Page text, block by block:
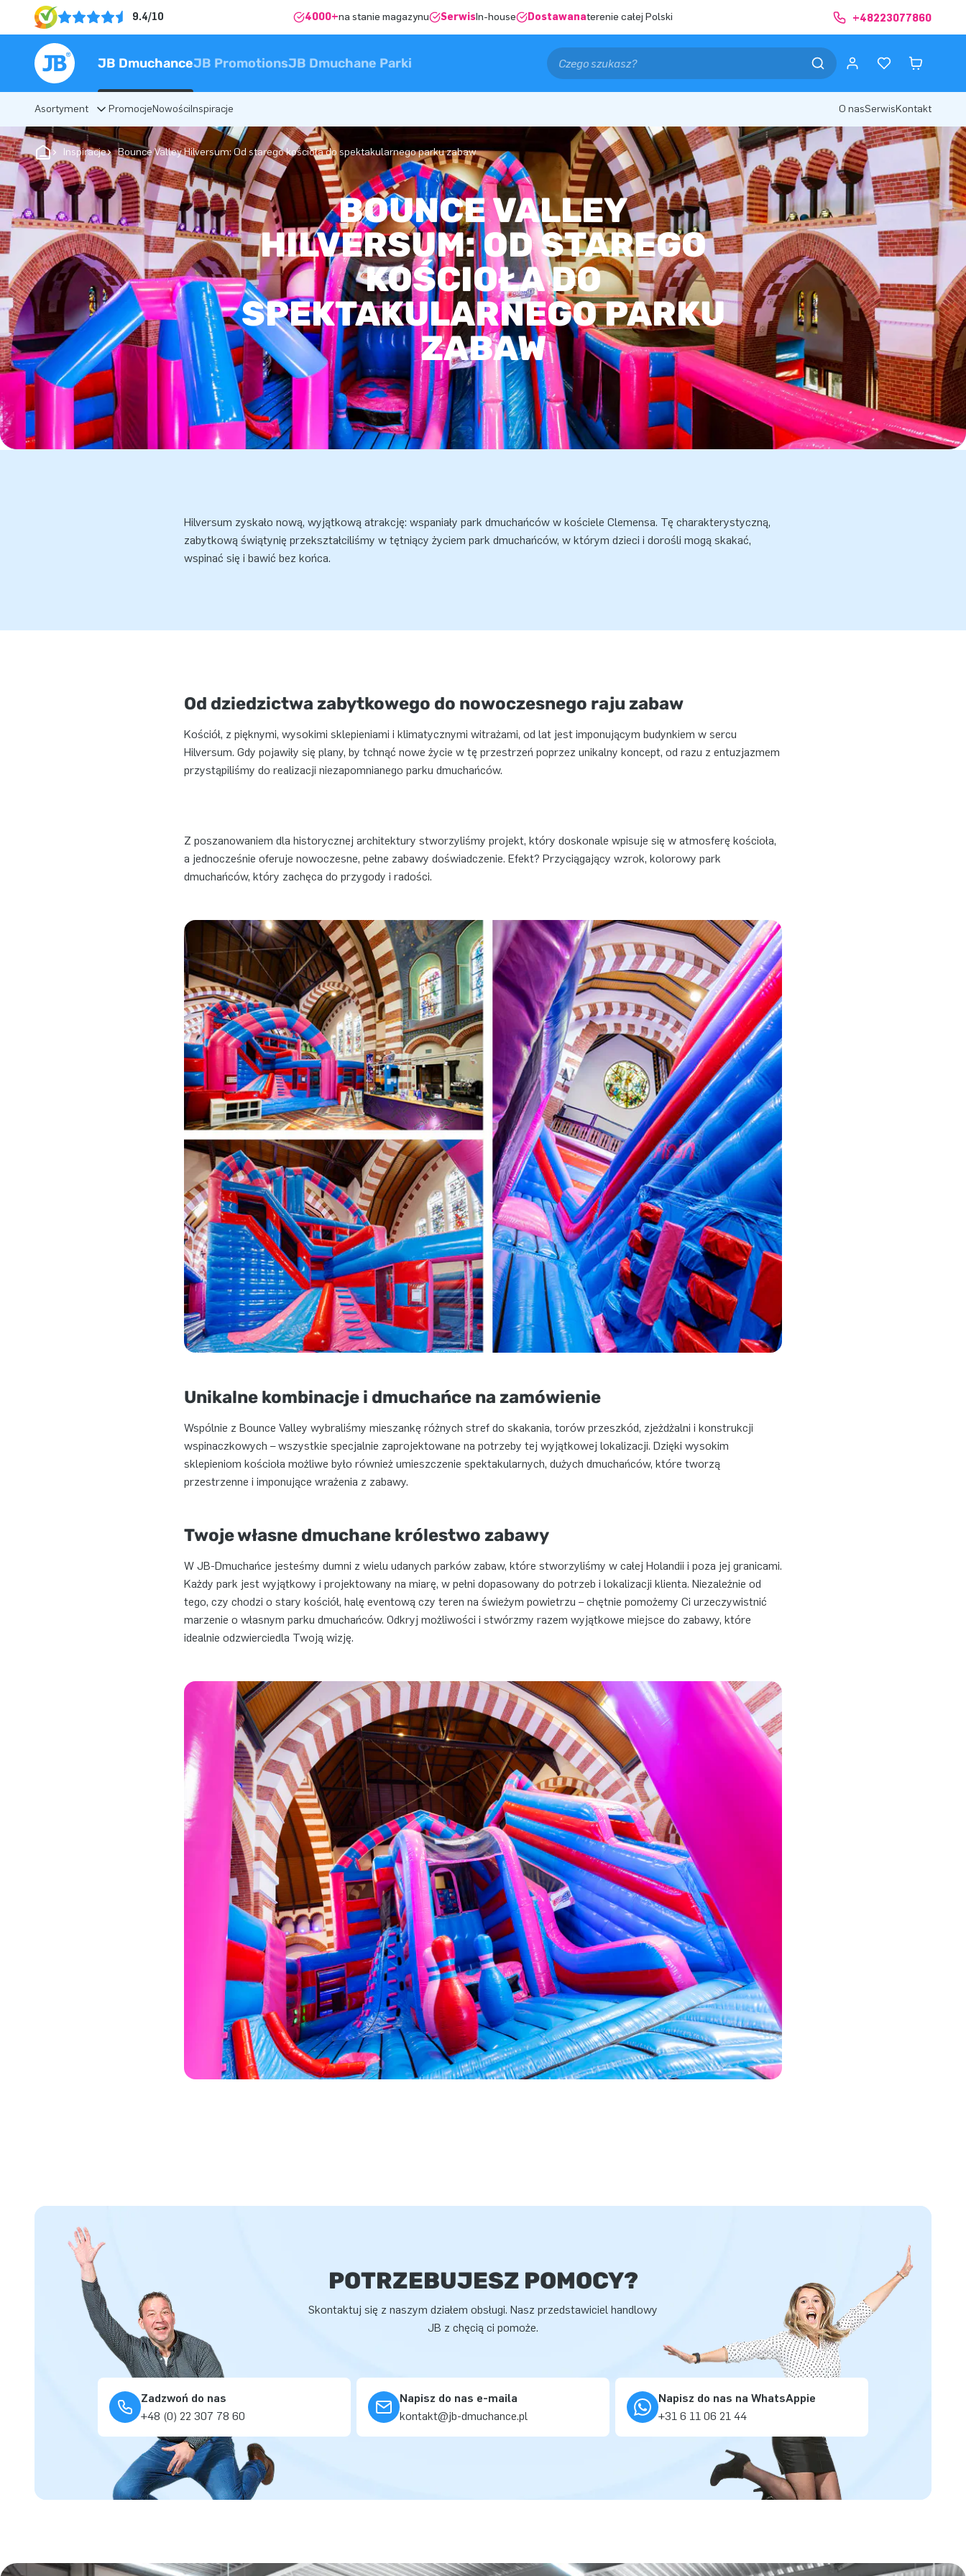
9.4/10 4000+na stanie magazynu SerwisIn-house Dostawanaterenie całej Polski +48223077860
JB DmuchanceJB PromotionsJB Dmuchane Parki
Asortyment PromocjeNowościInspiracje O nasSerwisKontakt
Inspiracje Bounce Valley Hilversum: Od starego kościoła do spektakularnego parku zabaw
BOUNCE VALLEY
HILVERSUM: OD STAREGO
KOŚCIOŁA DO
SPEKTAKULARNEGO PARKU
ZABAW
Hilversum zyskało nową, wyjątkową atrakcję: wspaniały park dmuchańców w kościele Clemensa. Tę charakterystyczną,
zabytkową świątynię przekształciliśmy w tętniący życiem park dmuchańców, w którym dzieci i dorośli mogą skakać,
wspinać się i bawić bez końca.
Od dziedzictwa zabytkowego do nowoczesnego raju zabaw
Kościół, z pięknymi, wysokimi sklepieniami i klimatycznymi witrażami, od lat jest imponującym budynkiem w sercu
Hilversum. Gdy pojawiły się plany, by tchnąć nowe życie w tę przestrzeń poprzez unikalny koncept, od razu z entuzjazmem
przystąpiliśmy do realizacji niezapomnianego parku dmuchańców.
Z poszanowaniem dla historycznej architektury stworzyliśmy projekt, który doskonale wpisuje się w atmosferę kościoła,
a jednocześnie oferuje nowoczesne, pełne zabawy doświadczenie. Efekt? Przyciągający wzrok, kolorowy park
dmuchańców, który zachęca do przygody i radości.
Unikalne kombinacje i dmuchańce na zamówienie
Wspólnie z Bounce Valley wybraliśmy mieszankę różnych stref do skakania, torów przeszkód, zjeżdżalni i konstrukcji
wspinaczkowych – wszystkie specjalnie zaprojektowane na potrzeby tej wyjątkowej lokalizacji. Dzięki wysokim
sklepieniom kościoła możliwe było również umieszczenie spektakularnych, dużych dmuchańców, które tworzą
przestrzenne i imponujące wrażenia z zabawy.
Twoje własne dmuchane królestwo zabawy
W JB-Dmuchańce jesteśmy dumni z wielu udanych parków zabaw, które stworzyliśmy w całej Holandii i poza jej granicami.
Każdy park jest wyjątkowy i projektowany na miarę, w pełni dopasowany do potrzeb i lokalizacji klienta. Niezależnie od
tego, czy chodzi o stary kościół, halę eventową czy teren na świeżym powietrzu – chętnie pomożemy Ci urzeczywistnić
marzenie o własnym parku dmuchańców. Odkryj możliwości i stwórzmy razem wyjątkowe miejsce do zabawy, które
idealnie odzwierciedla Twoją wizję.
POTRZEBUJESZ POMOCY?
Skontaktuj się z naszym działem obsługi. Nasz przedstawiciel handlowy
JB z chęcią ci pomoże.
Zadzwoń do nas
+48 (0) 22 307 78 60
Napisz do nas e-maila
kontakt@jb-dmuchance.pl
Napisz do nas na WhatsAppie
+31 6 11 06 21 44